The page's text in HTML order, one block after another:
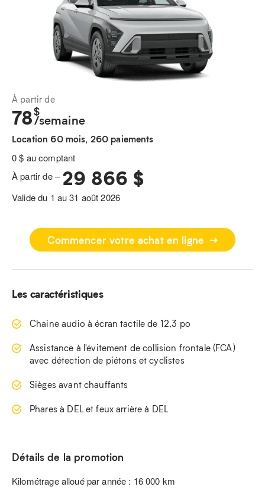
À partir de
78$
/semaine
Location 60 mois, 260 paiements
0 $ au comptant
À partir de –29 866 $
Valide du 1 au 31 août 2026
Commencer votre achat en ligne
Les caractéristiques
Chaine audio à écran tactile de 12,3 po
Assistance à l'évitement de collision frontale (FCA)
avec détection de piétons et cyclistes
Sièges avant chauffants
Phares à DEL et feux arrière à DEL
Détails de la promotion
Kilométrage alloué par année : 16 000 km